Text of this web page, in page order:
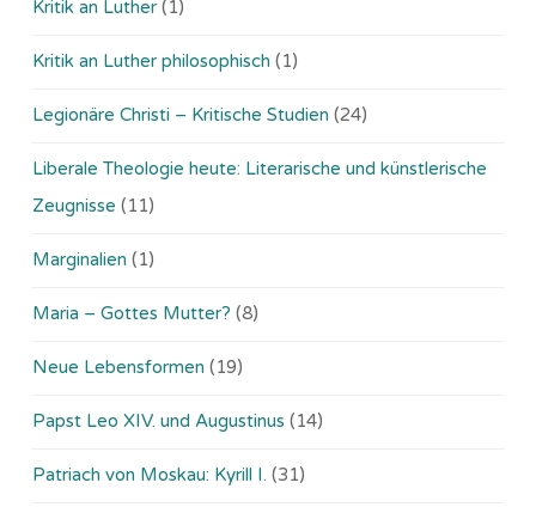
Kritik an Luther (1)
Kritik an Luther philosophisch (1)
Legionäre Christi – Kritische Studien (24)
Liberale Theologie heute: Literarische und künstlerische
Zeugnisse (11)
Marginalien (1)
Maria – Gottes Mutter? (8)
Neue Lebensformen (19)
Papst Leo XIV. und Augustinus (14)
Patriach von Moskau: Kyrill I. (31)